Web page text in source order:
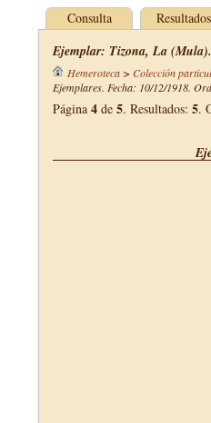
Consulta Resultados
Ejemplar: Tizona, La
Hemeroteca> Colección
Ejemplares. Fecha: 10/12/1918.
Página 4 de 5. Resultados: 5.